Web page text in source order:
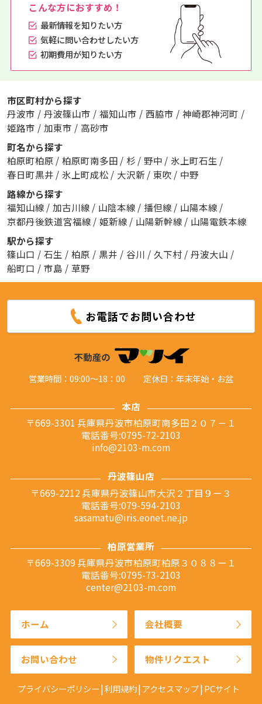
こんな方におすすめ！
最新情報を知りたい方
気軽に問い合わせしたい方
初期費用が知りたい方
市区町村から探す
丹波市 / 丹波篠山市 / 福知山市 / 西脇市 / 神崎郡神河町 /
姫路市 / 加東市 / 高砂市
町名から探す
柏原町柏原 / 柏原町南多田 / 杉 / 野中 / 氷上町石生 /
春日町黒井 / 氷上町成松 / 大沢新 / 東吹 / 中野
路線から探す
福知山線 / 加古川線 / 山陰本線 / 播但線 / 山陽本線 /
京都丹後鉄道宮福線 / 姫新線 / 山陽新幹線 / 山陽電鉄本線
駅から探す
篠山口 / 石生 / 柏原 / 黒井 / 谷川 / 久下村 / 丹波大山 /
船町口 / 市島 / 草野
お電話でお問い合わせ
営業時間：09:00～18：00 定休日：年末年始・お盆
本店
〒669-3301 兵庫県丹波市柏原町南多田２０７－１
電話番号:0795-72-2103
info@2103-m.com
丹波篠山店
〒669-2212 兵庫県丹波篠山市大沢２丁目９ー３
電話番号:079-594-2103
sasamatu@iris.eonet.ne.jp
柏原営業所
〒669-3309 兵庫県丹波市柏原町柏原３０８８ー１
電話番号:0795-73-2103
center@2103-m.com
ホーム 会社概要
お問い合わせ 物件リクエスト
プライバシーポリシー 利用規約 アクセスマップ PCサイト